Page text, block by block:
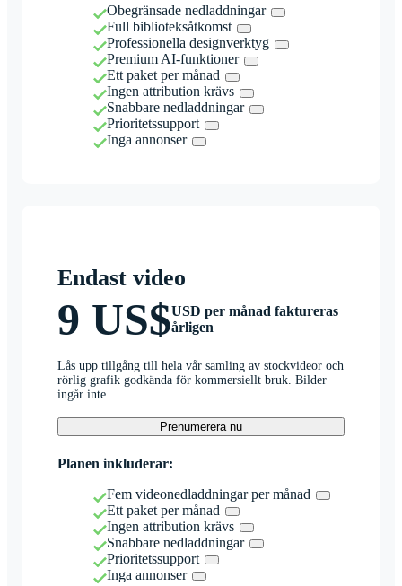
Obegränsade nedladdningar
Full biblioteksåtkomst
Professionella designverktyg
Premium AI-funktioner
Ett paket per månad
Ingen attribution krävs
Snabbare nedladdningar
Prioritetssupport
Inga annonser
Endast video
9 US$USD per månad faktureras
årligen
Lås upp tillgång till hela vår samling av stockvideor och
rörlig grafik godkända för kommersiellt bruk. Bilder
ingår inte.
Prenumerera nu
Planen inkluderar:
Fem videonedladdningar per månad
Ett paket per månad
Ingen attribution krävs
Snabbare nedladdningar
Prioritetssupport
Inga annonser